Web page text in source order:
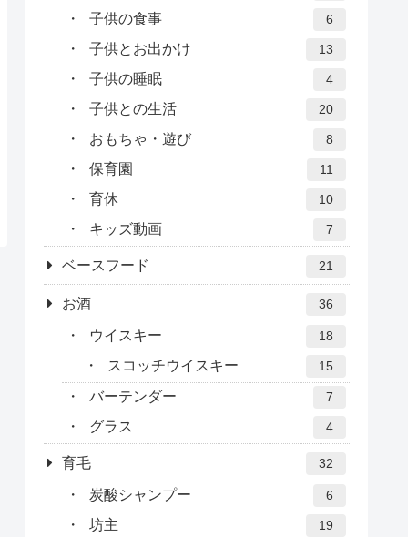
子供の食事 6
子供とお出かけ 13
子供の睡眠 4
子供との生活 20
おもちゃ・遊び 8
保育園 11
育休 10
キッズ動画 7
ベースフード 21
お酒 36
ウイスキー 18
スコッチウイスキー 15
バーテンダー 7
グラス 4
育毛 32
炭酸シャンプー 6
坊主 19